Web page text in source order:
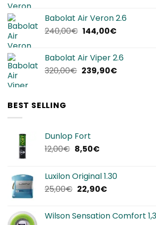
era:
220,00€.
è:
134,90€.
Babolat Air Veron 2.6
240,00€ Il
era:
240,00€.
144,00€Il
è:
144,00€.
Babolat Air Viper 2.6
320,00€ Il
239,90€Il
BEST SELLING
Dunlop Fort
12,00€ Il
era:
12,00€.
8,50€Il
è:
8,50€.
Luxilon Original 1.30
25,00€ Il
era:
22,90€Il
è:
Wilson Sensation Comfort